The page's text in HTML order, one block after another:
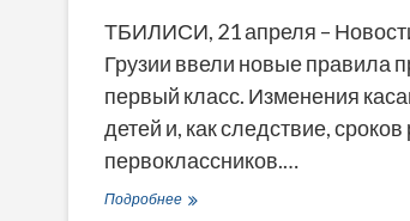
ТБИЛИСИ, 21 апреля –
Грузии ввели новые правила
первый класс. Изменения
детей и, как следствие,
первоклассников.…
ПодробнееВ